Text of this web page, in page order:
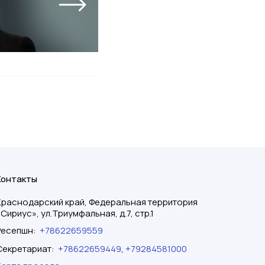
край, Федеральная территория
ул.Триумфальная, д.7, стр.1
: +78622659559
: +78622659449, +79284581000